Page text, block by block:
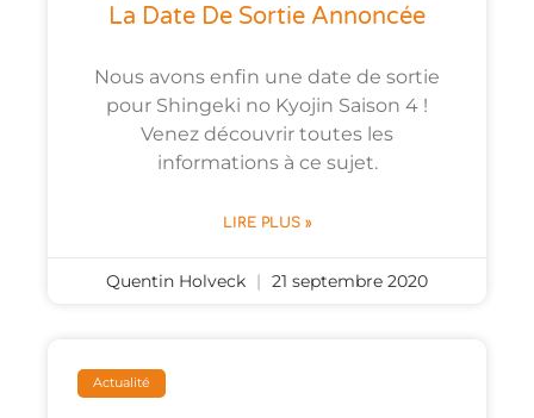
La Date De Sortie Annoncée
Nous avons enfin une date de sortie
pour Shingeki no Kyojin Saison 4 !
Venez découvrir toutes les
informations à ce sujet.
LIRE PLUS »
Quentin Holveck 21 septembre 2020
Actualité